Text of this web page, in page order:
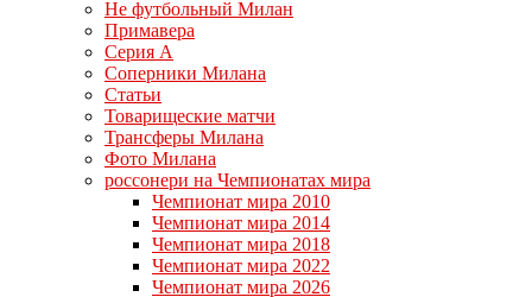
Не футбольный Милан
Примавера
Серия А
Соперники Милана
Статьи
Товарищеские матчи
Трансферы Милана
Фото Милана
россонери на Чемпионатах мира
Чемпионат мира 2010
Чемпионат мира 2014
Чемпионат мира 2018
Чемпионат мира 2022
Чемпионат мира 2026